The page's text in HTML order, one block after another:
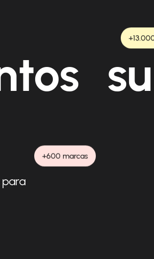
su
+600 marcas